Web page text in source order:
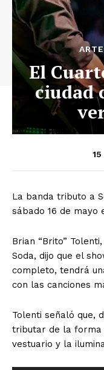
El
ciudad
La banda tributo a
sábado 16 de mayo
Brian “Brito”
Soda, dijo que el
completo, tendrá
con las canciones
Tolenti señaló que,
tributar de la forma
vestuario y la